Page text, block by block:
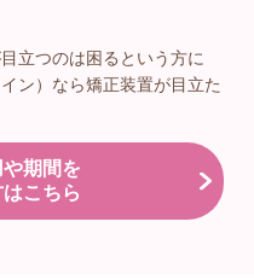
立つのは困るという方に
ン）なら矯正装置が目立た
期間を
こちら